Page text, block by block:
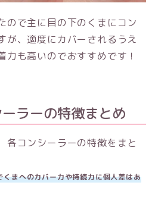
ので主に目の下のくまにコン
が、適度にカバーされるうえ
力も高いのでおすすめです！
ラーの特徴まとめ
各コンシーラーの特徴をまと
まへのカバー力や持続力に個人差はあ